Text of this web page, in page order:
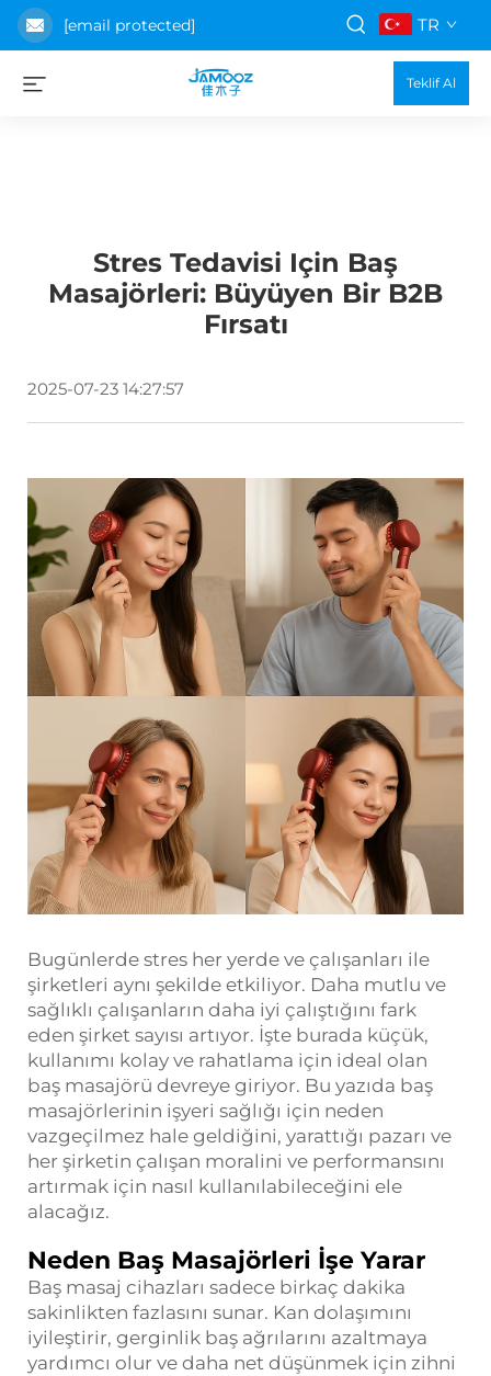
[email protected] TR
Teklif Al
Stres Tedavisi Için Baş
Masajörleri: Büyüyen Bir B2B
Fırsatı
2025-07-23 14:27:57
Bugünlerde stres her yerde ve çalışanları ile
şirketleri aynı şekilde etkiliyor. Daha mutlu ve
sağlıklı çalışanların daha iyi çalıştığını fark
eden şirket sayısı artıyor. İşte burada küçük,
kullanımı kolay ve rahatlama için ideal olan
baş masajörü devreye giriyor. Bu yazıda baş
masajörlerinin işyeri sağlığı için neden
vazgeçilmez hale geldiğini, yarattığı pazarı ve
her şirketin çalışan moralini ve performansını
artırmak için nasıl kullanılabileceğini ele
alacağız.
Neden Baş Masajörleri İşe Yarar
Baş masaj cihazları sadece birkaç dakika
sakinlikten fazlasını sunar. Kan dolaşımını
iyileştirir, gerginlik baş ağrılarını azaltmaya
yardımcı olur ve daha net düşünmek için zihni